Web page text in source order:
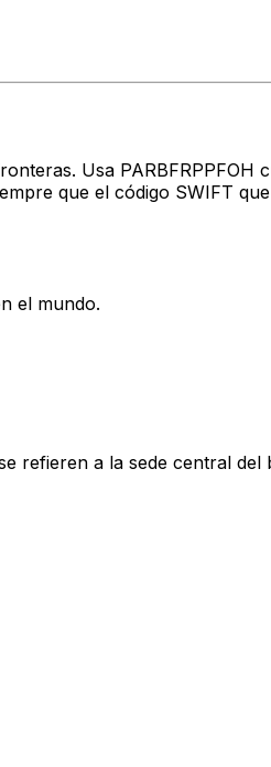
Usa PARBFRPPFOH
que el código SWIFT
el mundo.
refieren a la sede central del